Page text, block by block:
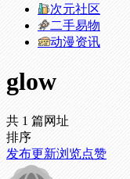
次元社区
二手易物
动漫资讯
glow
共 1 篇网址
排序
发布更新浏览点赞